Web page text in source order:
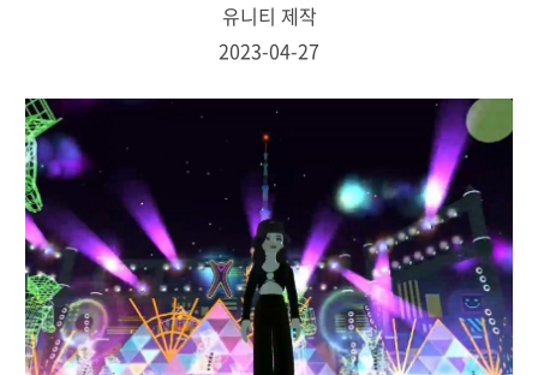
유니티 제작
2023-04-27